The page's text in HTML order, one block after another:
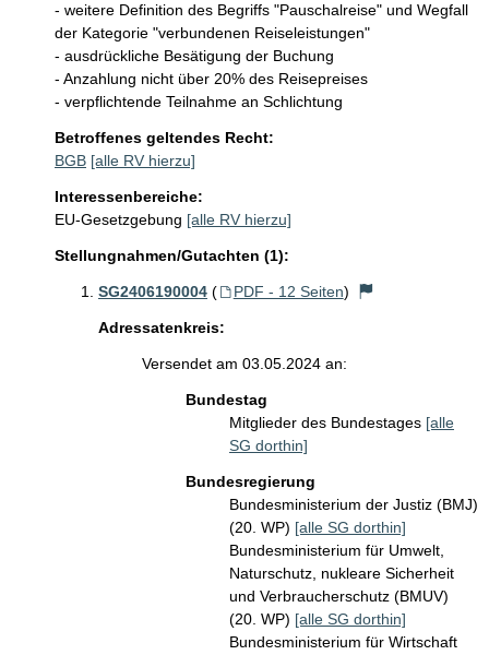
- weitere Definition des Begriffs "Pauschalreise" und Wegfall
der Kategorie "verbundenen Reiseleistungen"
- ausdrückliche Besätigung der Buchung
- Anzahlung nicht über 20% des Reisepreises
- verpflichtende Teilnahme an Schlichtung
Betroffenes geltendes Recht:
BGB [alle RV hierzu]
Interessenbereiche:
EU-Gesetzgebung [alle RV hierzu]
Stellungnahmen/Gutachten (1):
SG2406190004 ( PDF - 12 Seiten)
Adressatenkreis:
Versendet am 03.05.2024 an:
Bundestag
Mitglieder des Bundestages [alle
SG dorthin]
Bundesregierung
Bundesministerium der Justiz (BMJ)
(20. WP) [alle SG dorthin]
Bundesministerium für Umwelt,
Naturschutz, nukleare Sicherheit
und Verbraucherschutz (BMUV)
(20. WP) [alle SG dorthin]
Bundesministerium für Wirtschaft